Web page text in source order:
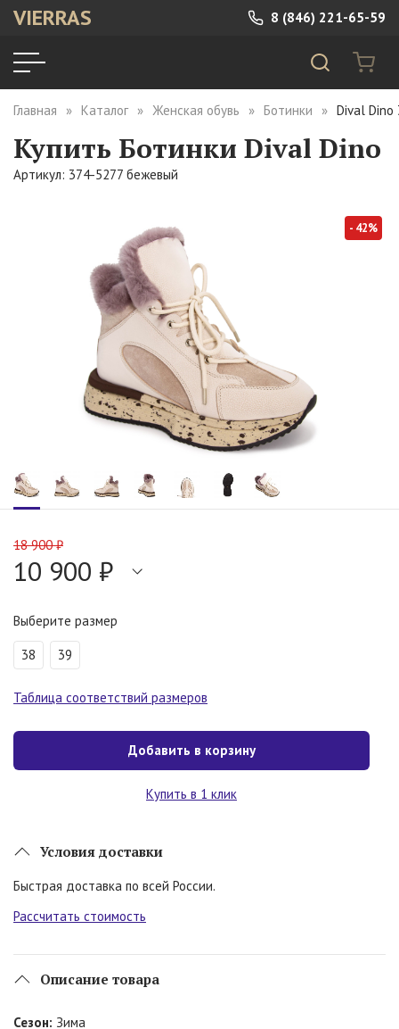
VIERRAS 8 (846) 221-65-59
Главная Каталог Женская обувь Ботинки Dival
Купить Ботинки Dival Dino
Артикул: 374-5277 бежевый
- 42%
18 900 ₽
10 900 ₽
Выберите размер
38 39
Таблица соответствий размеров
Добавить в корзину
Купить в 1 клик
Условия доставки
Быстрая доставка по всей России.
Рассчитать стоимость
Описание товара
Сезон: Зима